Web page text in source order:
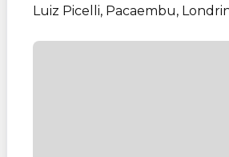
Luiz Picelli, Pacaembu,